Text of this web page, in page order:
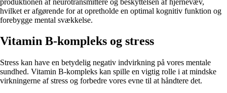
hvilket er afgørende for at opretholde en optimal kognitiv funktion og
forebygge mental svækkelse.
Vitamin B-kompleks og stress
Stress kan have en betydelig negativ indvirkning på vores mentale
sundhed. Vitamin B-kompleks kan spille en vigtig rolle i at mindske
virkningerne af stress og forbedre vores evne til at håndtere det.